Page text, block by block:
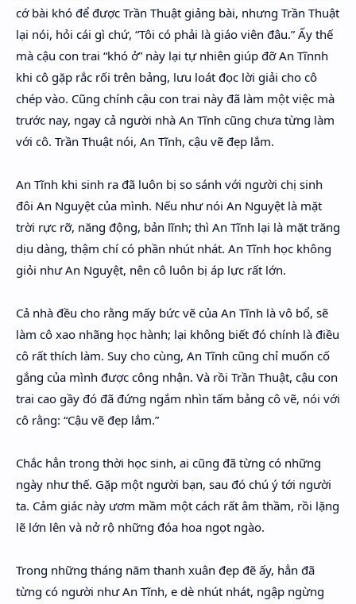
cớ bài khó để được Trần Thuật giảng bài, nhưng Trần Thuật
lại nói, hỏi cái gì chứ, “Tôi có phải là giáo viên đâu.” Ấy thế
mà cậu con trai “khó ở” này lại tự nhiên giúp đỡ An Tĩnnh
khi cô gặp rắc rối trên bảng, lưu loát đọc lời giải cho cô
chép vào. Cũng chính cậu con trai này đã làm một việc mà
trước nay, ngay cả người nhà An Tĩnh cũng chưa từng làm
với cô. Trần Thuật nói, An Tĩnh, cậu vẽ đẹp lắm.
An Tĩnh khi sinh ra đã luôn bị so sánh với người chị sinh
đôi An Nguyệt của mình. Nếu như nói An Nguyệt là mặt
trời rực rỡ, năng động, bản lĩnh; thì An Tĩnh lại là mặt trăng
dịu dàng, thậm chí có phần nhút nhát. An Tĩnh học không
giỏi như An Nguyệt, nên cô luôn bị áp lực rất lớn.
Cả nhà đều cho rằng mấy bức vẽ của An Tĩnh là vô bổ, sẽ
làm cô xao nhãng học hành; lại không biết đó chính là điều
cô rất thích làm. Suy cho cùng, An Tĩnh cũng chỉ muốn cố
gắng của mình được công nhận. Và rồi Trần Thuật, cậu con
trai cao gầy đó đã đứng ngắm nhìn tấm bảng cô vẽ, nói với
cô rằng: “Cậu vẽ đẹp lắm.”
Chắc hẳn trong thời học sinh, ai cũng đã từng có những
ngày như thế. Gặp một người bạn, sau đó chú ý tới người
ta. Cảm giác này ươm mầm một cách rất âm thầm, rồi lặng
lẽ lớn lên và nở rộ những đóa hoa ngọt ngào.
Trong những tháng năm thanh xuân đẹp đẽ ấy, hẳn đã
từng có người như An Tĩnh, e dè nhút nhát, ngập ngừng